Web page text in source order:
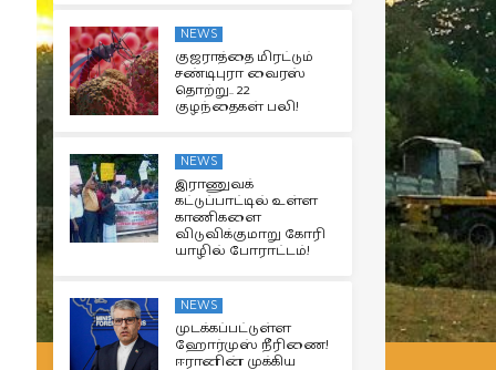
NEWS
குஜராத்தை மிரட்டும்
சண்டிபுரா வைரஸ்
தொற்று.. 22
குழந்தைகள் பலி!
NEWS
இராணுவக்
கட்டுப்பாட்டில் உள்ள
காணிகளை
விடுவிக்குமாறு கோரி
யாழில் போராட்டம்!
NEWS
முடக்கப்பட்டுள்ள
ஹோர்முஸ் நீரிணை!
ஈரானின் முக்கிய